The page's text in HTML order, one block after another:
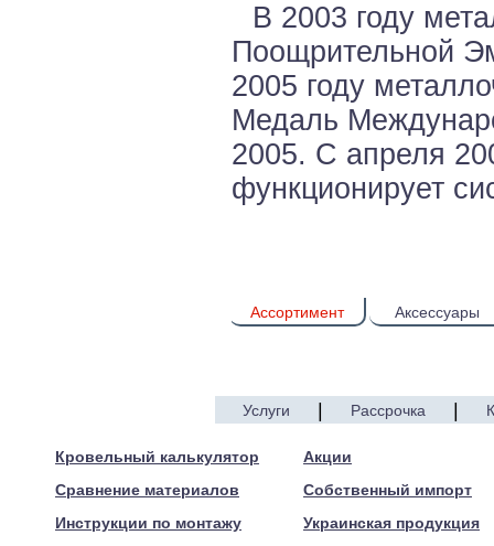
В 2003 году
Поощрительной
2005 году
Медаль
2005. С апреля
функционирует
Ассортимент Аксессуары
Услуги Рассрочка
Кровельный калькулятор
Сравнение материалов
Инструкции по монтажу
Акции
Собственный импорт
Украинская продукция